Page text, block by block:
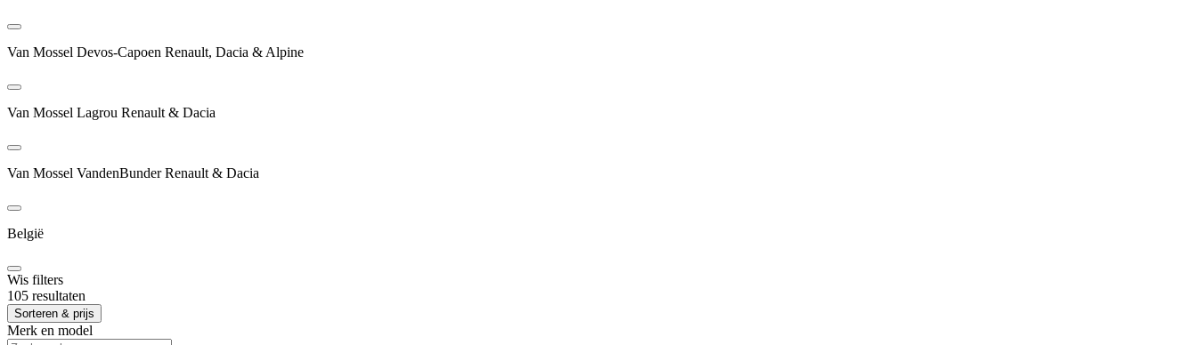
Van Mossel Devos-Capoen Renault, Dacia & Alpine
Van Mossel Lagrou Renault & Dacia
Van Mossel VandenBunder Renault & Dacia
België
Wis filters
105 resultaten
Sorteren & prijs
Merk en model